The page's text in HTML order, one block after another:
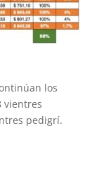
los
vientres
pedigrí.